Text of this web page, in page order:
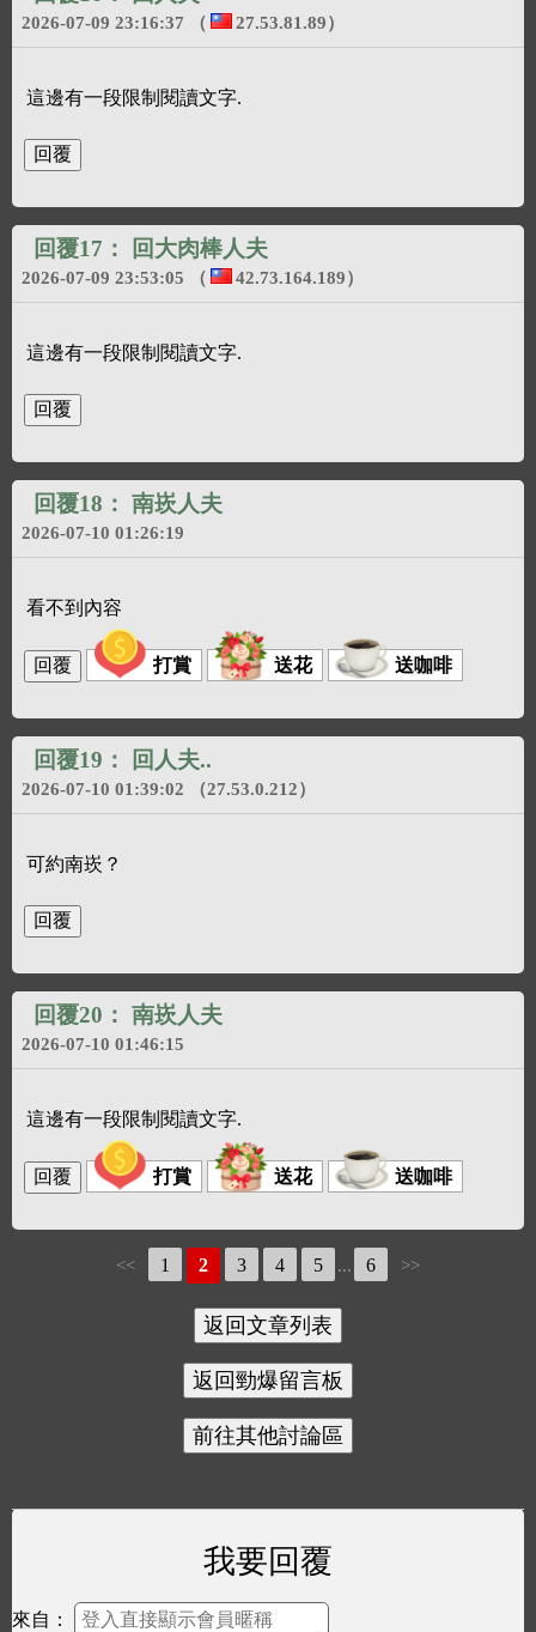
2026-07-09 23:16:37 （ 27.53.81.89）
這邊有一段限制閱讀文字.
回覆17： 回大肉棒人夫
2026-07-09 23:53:05 （ 42.73.164.189）
這邊有一段限制閱讀文字.
回覆18： 南崁人夫
2026-07-10 01:26:19
看不到內容
打賞 送花 送咖啡
回覆19： 回人夫..
2026-07-10 01:39:02 （27.53.0.212）
可約南崁？
回覆20： 南崁人夫
2026-07-10 01:46:15
這邊有一段限制閱讀文字.
打賞 送花 送咖啡
<< 1 2 3 4 5 ... 6 >>
我要回覆
來自：